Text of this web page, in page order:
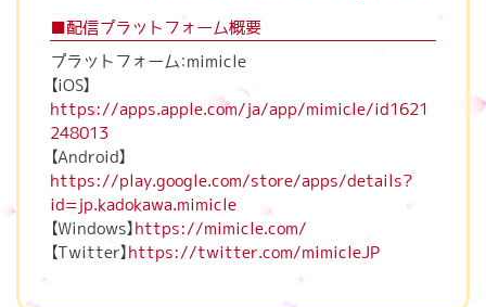
■配信プラットフォーム概要
プラットフォーム：mimicle
【iOS】
https://apps.apple.com/ja/app/mimicle/id1621
248013
【Android】
https://play.google.com/store/apps/details?
id=jp.kadokawa.mimicle
【Windows】https://mimicle.com/
【Twitter】https://twitter.com/mimicleJP